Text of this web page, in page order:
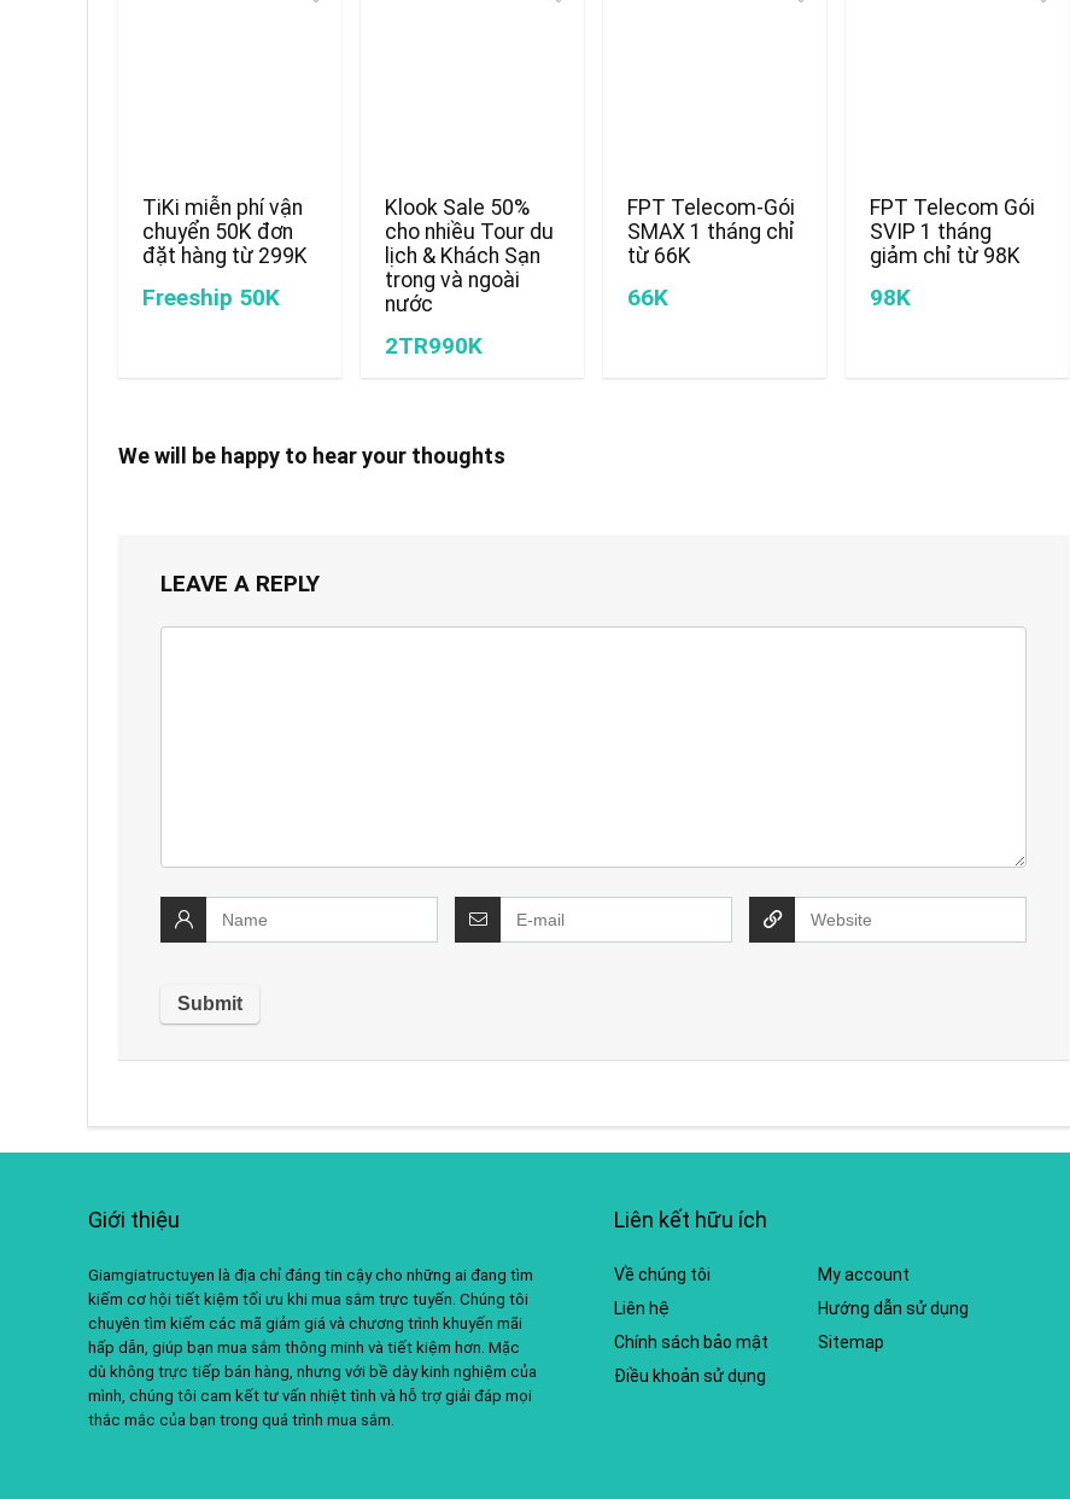
TiKi miễn phí vận
chuyển 50K đơn
đặt hàng từ 299K
Freeship 50K
Klook Sale 50%
cho nhiều Tour du
lịch & Khách Sạn
trong và ngoài
nước
2TR990K
FPT Telecom-Gói
SMAX 1 tháng chỉ
từ 66K
66K
FPT Telecom Gói
SVIP 1 tháng
giảm chỉ từ 98K
98K
We will be happy to hear your thoughts
LEAVE A REPLY
Giới thiệu
Giamgiatructuyen là địa chỉ đáng tin cậy cho những ai đang tìm
kiếm cơ hội tiết kiệm tối ưu khi mua sắm trực tuyến. Chúng tôi
chuyên tìm kiếm các mã giảm giá và chương trình khuyến mãi
hấp dẫn, giúp bạn mua sắm thông minh và tiết kiệm hơn. Mặc
dù không trực tiếp bán hàng, nhưng với bề dày kinh nghiệm của
mình, chúng tôi cam kết tư vấn nhiệt tình và hỗ trợ giải đáp mọi
thắc mắc của bạn trong quá trình mua sắm.
Liên kết hữu ích
Về chúng tôi
Liên hệ
Chính sách bảo mật
Điều khoản sử dụng
My account
Hướng dẫn sử dụng
Sitemap